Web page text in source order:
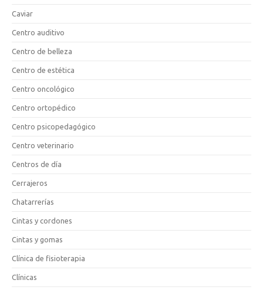
Caviar
Centro auditivo
Centro de belleza
Centro de estética
Centro oncológico
Centro ortopédico
Centro psicopedagógico
Centro veterinario
Centros de día
Cerrajeros
Chatarrerías
Cintas y cordones
Cintas y gomas
Clínica de fisioterapia
Clínicas